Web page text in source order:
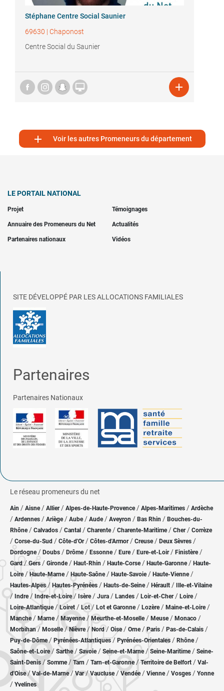
Stéphane Centre Social Saunier
69630 | Chaponost
Centre Social du Saunier
 
 Voir les autres Promeneurs du département
LE PORTAIL NATIONAL
Projet Témoignages
Annuaire des Promeneurs du Net Actualités
Partenaires nationaux Vidéos
SITE DÉVELOPPÉ PAR LES ALLOCATIONS FAMILIALES
Partenaires
Partenaires Nationaux
Le réseau promeneurs du net
Ain / Aisne/ Allier/ Alpes-de-Haute-Provence / Alpes-Maritimes / Ardèche
/ Ardennes / Ariège/ Aube/ Aude / Aveyron / Bas Rhin / Bouches-du-
Rhône/ Calvados / Cantal / Charente / Charente-Maritime/ Cher / Corrèze
/ Corse-du-Sud / Côte-d'Or / Côtes-d'Armor/ Creuse/ Deux Sèvres /
Dordogne/ Doubs / Drôme/ Essonne / Eure/ Eure-et-Loir / Finistère/
Gard/Gers / Gironde/ Haut-Rhin / Haute-Corse/ Haute-Garonne/ Haute-
Loire/Haute-Marne/ Haute-Saône/ Haute-Savoie/ Haute-Vienne/
Hautes-Alpes/ Hautes-Pyrénées / Hauts-de-Seine/ Hérault / Ille-et-Vilaine
/ Indre/ Indre-et-Loire/ Isère/ Jura / Landes / Loir-et-Cher/ Loire/
Loire-Atlantique/ Loiret / Lot/ Lot et Garonne/ Lozère / Maine-et-Loire/
Manche/ Marne/ Mayenne/ Meurthe-et-Moselle/ Meuse/ Monaco /
Morbihan/ Moselle/ Nièvre / Nord/ Oise / Orne/Paris / Pas-de-Calais /
Puy-de-Dôme/ Pyrénées-Atlantiques / Pyrénées-Orientales / Rhône/
Saône-et-Loire/ Sarthe/ Savoie/ Seine-et-Marne/ Seine-Maritime/ Seine-
Saint-Denis /Somme/ Tarn / Tarn-et-Garonne/Territoire de Belfort / Val-
d'Oise/ Val-de-Marne/Var/Vaucluse/ Vendée/ Vienne/ Vosges / Yonne
/ Yvelines